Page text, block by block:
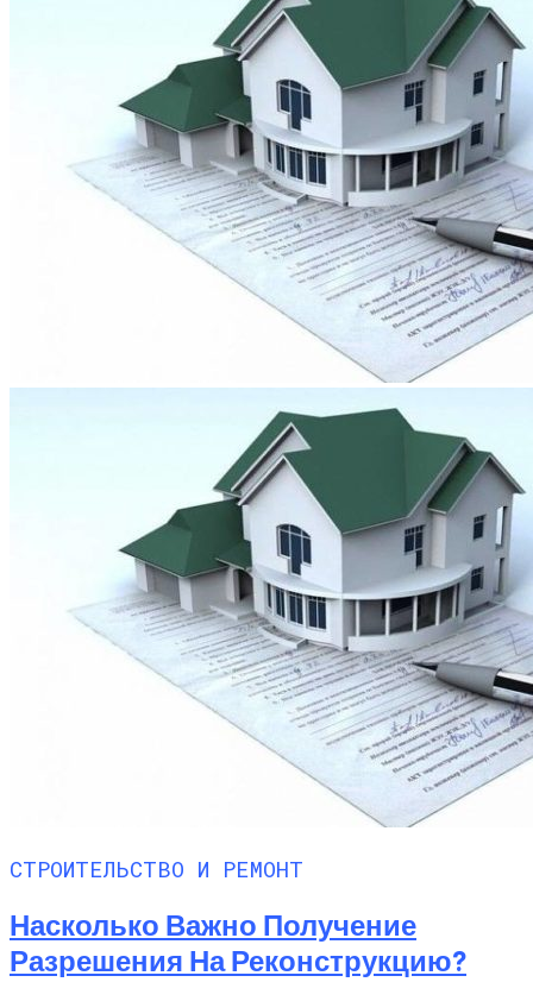
СТРОИТЕЛЬСТВО И РЕМОНТ
Насколько Важно Получение
Разрешения На Реконструкцию?